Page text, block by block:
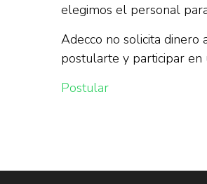
elegimos el personal
Adecco no solicita dinero
postularte y participar en
Postular